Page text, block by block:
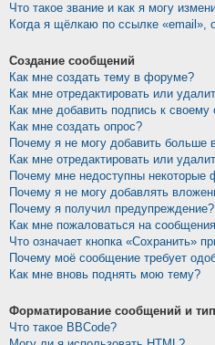
Что такое звание и как я могу
Когда я щёлкаю по ссылке «email»,
Создание сообщений
Как мне создать тему в форуме?
Как мне отредактировать или
Как мне добавить подпись к
Как мне создать опрос?
Почему я не могу добавить больше
Как мне отредактировать или
Почему мне недоступны некоторые
Почему я не могу добавлять
Почему я получил предупреждение?
Как мне пожаловаться на
Что означает кнопка «Сохранить»
Почему моё сообщение требует
Как мне вновь поднять мою тему?
Форматирование сообщений и
Что такое BBCode?